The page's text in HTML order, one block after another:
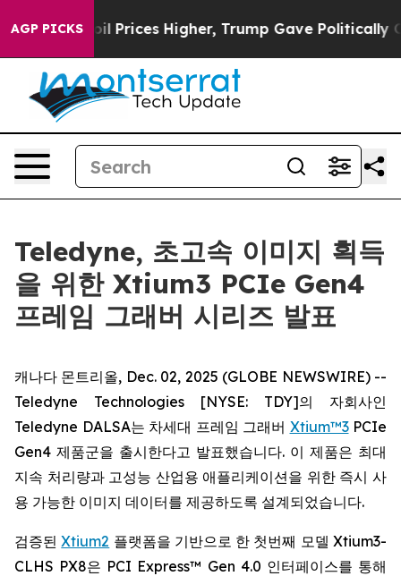
AGP PICKS
Drove oil Prices Higher, Trump Gave Politically
Teledyne, 초고속 이미지 획득
을 위한 Xtium3 PCIe Gen4
프레임 그래버 시리즈 발표
캐나다 몬트리올, Dec. 02, 2025 (GLOBE NEWSWIRE) --
Teledyne Technologies [NYSE: TDY]의 자회사인
Teledyne DALSA는 차세대 프레임 그래버 Xtium™3PCIe
Gen4 제품군을 출시한다고 발표했습니다. 이 제품은 최대
지속 처리량과 고성능 산업용 애플리케이션을 위한 즉시 사
용 가능한 이미지 데이터를 제공하도록 설계되었습니다.
검증된Xtium2 플랫폼을 기반으로 한 첫번째 모델 Xtium3-
CLHS PX8은 PCI Express™ Gen 4.0 인터페이스를 통해